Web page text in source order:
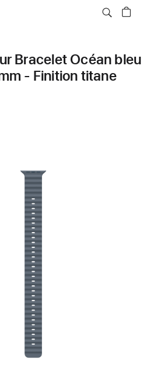
Bracelet Océan bleu
- Finition titane